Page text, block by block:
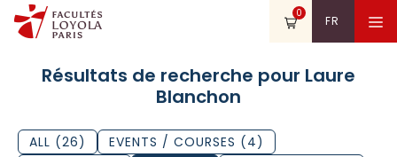
FR
0
Search
for:
Search
Résultats de recherche pour Laure
Blanchon
ALL (26)
EVENTS / COURSES (4)